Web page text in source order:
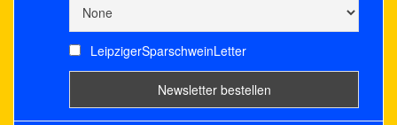
LeipzigerSparschweinLetter